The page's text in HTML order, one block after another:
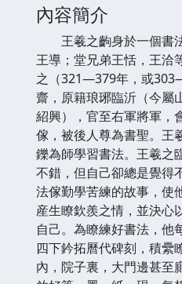
內容簡介
王羲之齣身於一個書法
王導；堂兄弟王恬，王洽
之（321—379年，或
齋，原籍琅琊臨沂（今屬
紹興），官至右軍將軍，
傢，被後人尊為書聖。王
鑠為師學習書法。王羲之
不錯，但自己卻總是覺得
法傢勤學苦練的故事，使
産生瞭欽羨之情，並決心
自己。為瞭練好書法，他
四下鈐拓曆代碑刻，積纍
內，院子裏，大門邊甚至